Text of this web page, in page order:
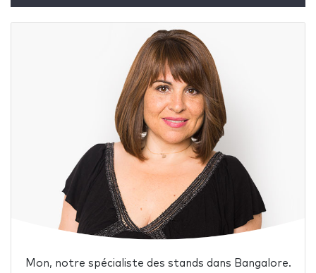
Mon, notre spécialiste des stands dans Bangalore.